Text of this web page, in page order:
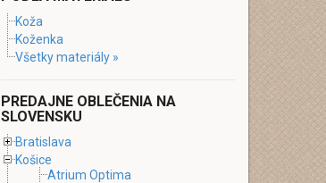
Koža
Koženka
Všetky materiály »
PREDAJNE OBLEČENIA NA
SLOVENSKU
Bratislava
Košice
Atrium Optima